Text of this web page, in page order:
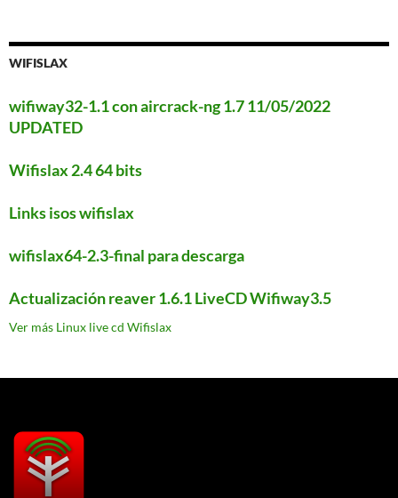
WIFISLAX
wifiway32-1.1 con aircrack-ng 1.7 11/05/2022
UPDATED
Wifislax 2.4 64 bits
Links isos wifislax
wifislax64-2.3-final para descarga
Actualización reaver 1.6.1 LiveCD Wifiway3.5
Ver más Linux live cd Wifislax